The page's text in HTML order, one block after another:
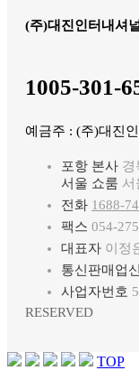
(주)대진인터내셔널
1005-301-
예금주 : (주)대진
포항 본사 경
서울 쇼룸 서
전화 1688-
팩스 054-
대표자 이정
통신판매업
사업자번호
RESERVED
TOP